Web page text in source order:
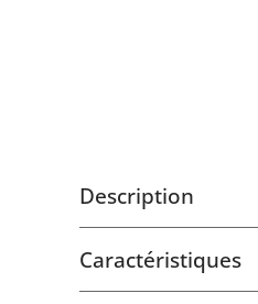
Description
Caractéristiques